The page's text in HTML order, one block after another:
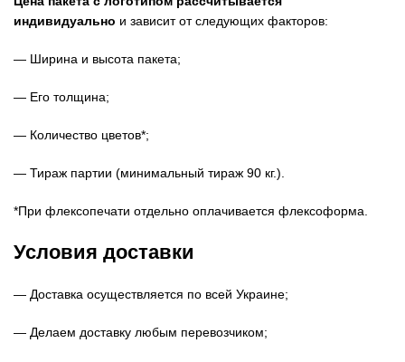
индивидуально и зависит от следующих факторов:
— Ширина и высота пакета;
— Его толщина;
— Количество цветов*;
— Тираж партии (минимальный тираж 90 кг.).
*При флексопечати отдельно оплачивается флексоформа.
Условия доставки
— Доставка осуществляется по всей Украине;
— Делаем доставку любым перевозчиком;